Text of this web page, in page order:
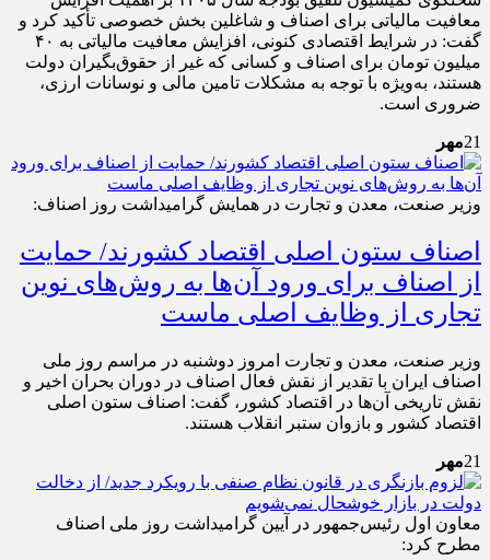
معافیت مالیاتی برای اصناف و شاغلین بخش خصوصی تأکید کرد و
گفت: در شرایط اقتصادی کنونی، افزایش معافیت مالیاتی به ۴۰
میلیون تومان برای اصناف و کسانی که غیر از حقوق‌بگیران دولت
هستند، به‌ویژه با توجه به مشکلات تامین مالی و نوسانات ارزی،
ضروری است.
21مهر
وزیر صنعت، معدن و تجارت در همایش گرامیداشت روز اصناف:
اصناف ستون اصلی اقتصاد کشورند/ حمایت
از اصناف برای ورود آن‌ها به روش‌های نوین
تجاری از وظایف اصلی ماست
وزیر صنعت، معدن و تجارت امروز دوشنبه در مراسم روز ملی
اصناف ایران با تقدیر از نقش فعال اصناف در دوران بحران اخیر و
نقش تاریخی آن‌ها در اقتصاد کشور، گفت: اصناف ستون اصلی
اقتصاد کشور و بازوان ستبر انقلاب هستند.
21مهر
معاون اول رئیس‌جمهور در آیین گرامیداشت روز ملی اصناف
مطرح کرد: